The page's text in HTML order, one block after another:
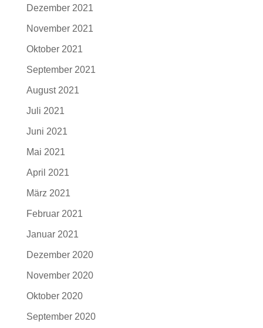
Dezember 2021
November 2021
Oktober 2021
September 2021
August 2021
Juli 2021
Juni 2021
Mai 2021
April 2021
März 2021
Februar 2021
Januar 2021
Dezember 2020
November 2020
Oktober 2020
September 2020